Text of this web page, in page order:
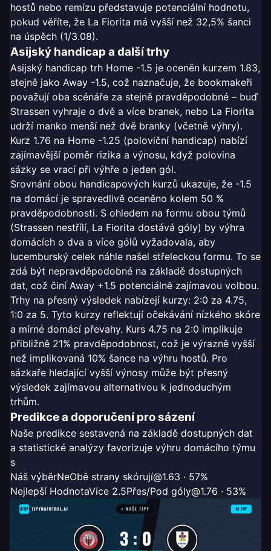
hostů nebo remízu představuje potenciální hodnotu,
pokud věříte, že La Fiorita má vyšší než 32,5% šanci
na úspěch (1/3.08).
Asijský handicap a další trhy
Asijský handicap trh Home -1.5 je oceněn kurzem 1.83,
stejně jako Away -1.5, což naznačuje, že bookmakeři
považují oba scénáře za stejně pravděpodobné – buď
Strassen vyhraje o dvě a více branek, nebo La Fiorita
udrží manko menší než dvě branky (včetně výhry).
Kurz 1.76 na Home -1.25 (poloviční handicap) nabízí
zajímavější poměr rizika a výnosu, když polovina
sázky se vrací při výhře o jeden gól.
Srovnání obou handicapových kurzů ukazuje, že -1.5
na domácí je spravedlivě oceněno kolem 50 %
pravděpodobnosti. S ohledem na formu obou týmů
(Strassen nestřílí, La Fiorita dostává góly) by výhra
domácích o dva a více gólů vyžadovala, aby
lucemburský celek náhle našel střeleckou formu. To se
zdá být nepravděpodobné na základě dostupných
dat, což činí Away +1.5 potenciálně zajímavou volbou.
Trhy na přesný výsledek nabízejí kurzy: 2:0 za 4.75,
1:0 za 5. Tyto kurzy reflektují očekávání nízkého skóre
a mírné domácí převahy. Kurs 4.75 na 2:0 implikuje
přibližně 21% pravděpodobnost, což je výrazně vyšší
než implikovaná 10% šance na výhru hostů. Pro
sázkaře hledající vyšší výnosy může být přesný
výsledek zajímavou alternativou k jednoduchým
trhům.
Predikce a doporučení pro sázení
Naše predikce sestavená na základě dostupných dat
a statistické analýzy favorizuje výhru domácího týmu
s
Náš výběrNeObě strany skórují@1.63 · 57%
Nejlepší HodnotaVíce 2.5Přes/Pod góly@1.76 · 53%